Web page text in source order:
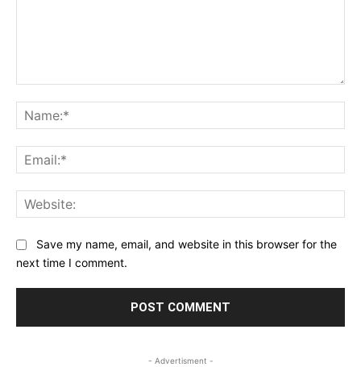
Save my name, email, and website in this browser for the
next time I comment.
- Advertisment -